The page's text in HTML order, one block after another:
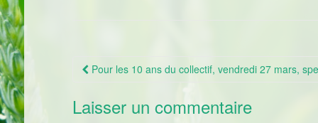
Navigation Article
Pour les 10 ans du collectif, vendredi 27 mars,
Laisser un commentaire